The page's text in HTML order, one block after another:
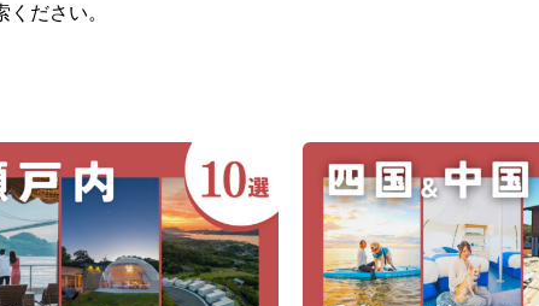
ント コテージ・ロッジ バンガロー・キャビン
1組限定貸切
ナ 焚火・キャンプファイヤー 手持ち花火 温泉 プール
ら送迎あり
ださい。